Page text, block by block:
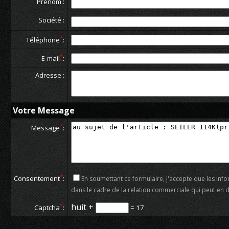
Société :
Téléphone*:
E-mail*:
Adresse :
Votre Message
Message*:
Consentement*:
En soumettant ce formulaire, j'accepte que les
dans le cadre de la relation commerciale qui peut en
Captcha*: huit + = 17